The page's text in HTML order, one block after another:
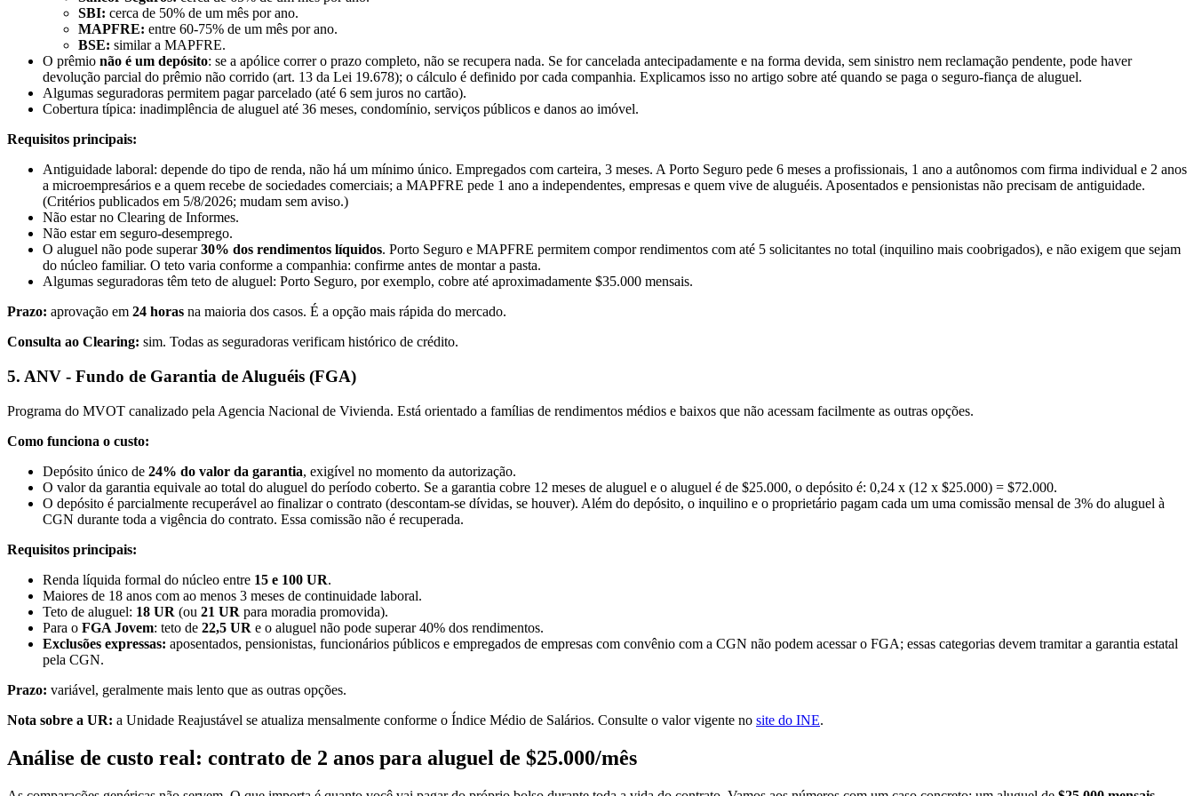
SBI: cerca de 50% de um mês por ano.
MAPFRE: entre 60-75% de um mês por ano.
BSE: similar a MAPFRE.
O prêmio não é um depósito: se a apólice correr o prazo completo, não se recupera nada. Se for cancelada antecipadamente e na forma devida, sem sinistro nem reclamação pendente, pode haver
devolução parcial do prêmio não corrido (art. 13 da Lei 19.678); o cálculo é definido por cada companhia. Explicamos isso no artigo sobre até quando se paga o seguro-fiança de aluguel.
Algumas seguradoras permitem pagar parcelado (até 6 sem juros no cartão).
Cobertura típica: inadimplência de aluguel até 36 meses, condomínio, serviços públicos e danos ao imóvel.
Requisitos principais:
Antiguidade laboral: depende do tipo de renda, não há um mínimo único. Empregados com carteira, 3 meses. A Porto Seguro pede 6 meses a profissionais, 1 ano a autônomos com firma individual e 2 anos
a microempresários e a quem recebe de sociedades comerciais; a MAPFRE pede 1 ano a independentes, empresas e quem vive de aluguéis. Aposentados e pensionistas não precisam de antiguidade.
(Critérios publicados em 5/8/2026; mudam sem aviso.)
Não estar no Clearing de Informes.
Não estar em seguro-desemprego.
O aluguel não pode superar30% dos rendimentos líquidos. Porto Seguro e MAPFRE permitem compor rendimentos com até 5 solicitantes no total (inquilino mais coobrigados), e não exigem que sejam
do núcleo familiar. O teto varia conforme a companhia: confirme antes de montar a pasta.
Algumas seguradoras têm teto de aluguel: Porto Seguro, por exemplo, cobre até aproximadamente $35.000 mensais.
Prazo: aprovação em 24 horas na maioria dos casos. É a opção mais rápida do mercado.
Consulta ao Clearing: sim. Todas as seguradoras verificam histórico de crédito.
5. ANV - Fundo de Garantia de Aluguéis (FGA)
Programa do MVOT canalizado pela Agencia Nacional de Vivienda. Está orientado a famílias de rendimentos médios e baixos que não acessam facilmente as outras opções.
Como funciona o custo:
Depósito único de 24% do valor da garantia, exigível no momento da autorização.
O valor da garantia equivale ao total do aluguel do período coberto. Se a garantia cobre 12 meses de aluguel e o aluguel é de $25.000, o depósito é: 0,24 x (12 x $25.000) = $72.000.
O depósito é parcialmente recuperável ao finalizar o contrato (descontam-se dívidas, se houver). Além do depósito, o inquilino e o proprietário pagam cada um uma comissão mensal de 3% do aluguel à
CGN durante toda a vigência do contrato. Essa comissão não é recuperada.
Requisitos principais:
Renda líquida formal do núcleo entre 15 e 100 UR.
Maiores de 18 anos com ao menos 3 meses de continuidade laboral.
Teto de aluguel: 18 UR (ou 21 UR para moradia promovida).
Para o FGA Jovem: teto de 22,5 UR e o aluguel não pode superar 40% dos rendimentos.
Exclusões expressas: aposentados, pensionistas, funcionários públicos e empregados de empresas com convênio com a CGN não podem acessar o FGA; essas categorias devem tramitar a garantia estatal
pela CGN.
Prazo: variável, geralmente mais lento que as outras opções.
Nota sobre a UR: a Unidade Reajustável se atualiza mensalmente conforme o Índice Médio de Salários. Consulte o valor vigente no site do INE.
Análise de custo real: contrato de 2 anos para aluguel de $25.000/mês